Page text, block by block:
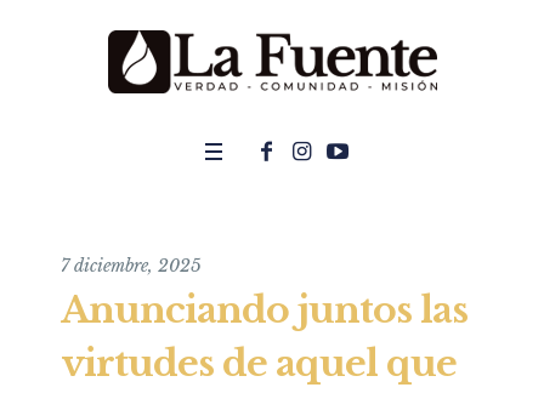
7 diciembre, 2025
Anunciando juntos las
virtudes de aquel que